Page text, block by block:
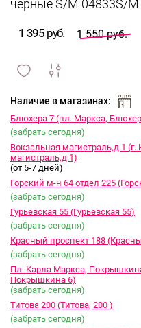
1 395 руб. 1 550 руб.
и
Наличие в магазинах:
Блюхера 7 (пл. Маркса,
(забрать сегодня)
Вокзальная магистраль,д.1
магистраль,д.1)
(от 5-7 дней)
Горский м-н 64 отдел 225
(забрать сегодня)
Гурьевская 55 (Гурьевская 55)
(забрать сегодня)
Красный проспект 188
(забрать сегодня)
Пл. Карла Маркса,
Покрышкина 6)
(забрать сегодня)
Титова 200 (Титова, 200 )
(забрать сегодня)